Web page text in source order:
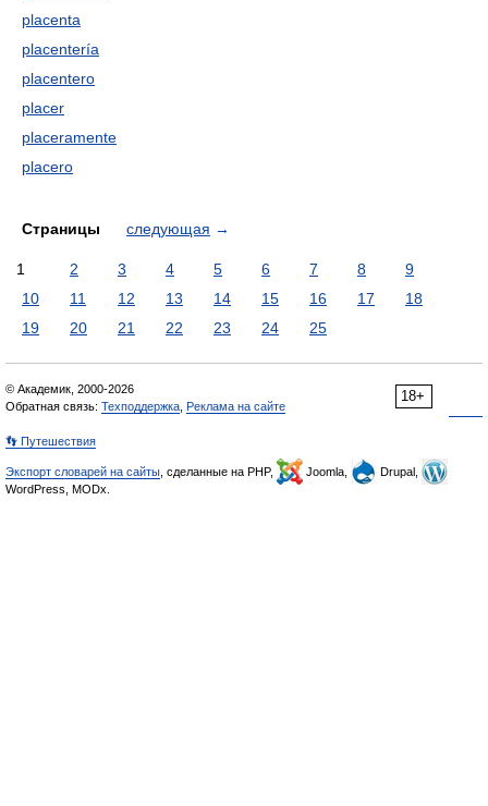
placenta
placentería
placentero
placer
placeramente
placero
Страницы следующая →
1 2 3 4 5 6 7 8
9
10
11 12 13 14 15 16 17
18
19
20 21 22 23 24 25
18+
© Академик, 2000-2026
Обратная связь: Техподдержка Реклама на сайте
👣 Путешествия
Экспорт словарей на сайты , сделанные на PHP, Joomla,
Drupal,
WordPress, MODx.